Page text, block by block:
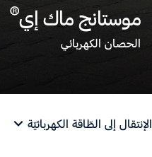
موستانج ماك إي®
الحصان الكهربائي
الإنتقال إلى الطّاقة الكهربائيّة